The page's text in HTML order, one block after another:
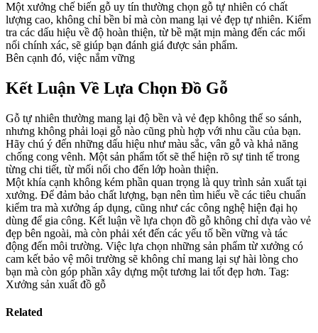
Một xưởng chế biến gỗ uy tín thường chọn gỗ tự nhiên có chất
lượng cao, không chỉ bền bỉ mà còn mang lại vẻ đẹp tự nhiên. Kiểm
tra các dấu hiệu về độ hoàn thiện, từ bề mặt mịn màng đến các mối
nối chính xác, sẽ giúp bạn đánh giá được sản phẩm.
Bên cạnh đó, việc nắm vững
Kết Luận Về Lựa Chọn Đồ Gỗ
Gỗ tự nhiên thường mang lại độ bền và vẻ đẹp không thể so sánh,
nhưng không phải loại gỗ nào cũng phù hợp với nhu cầu của bạn.
Hãy chú ý đến những dấu hiệu như màu sắc, vân gỗ và khả năng
chống cong vênh. Một sản phẩm tốt sẽ thể hiện rõ sự tinh tế trong
từng chi tiết, từ mối nối cho đến lớp hoàn thiện.
Một khía cạnh không kém phần quan trọng là quy trình sản xuất tại
xưởng. Để đảm bảo chất lượng, bạn nên tìm hiểu về các tiêu chuẩn
kiểm tra mà xưởng áp dụng, cũng như các công nghệ hiện đại họ
dùng để gia công. Kết luận về lựa chọn đồ gỗ không chỉ dựa vào vẻ
đẹp bên ngoài, mà còn phải xét đến các yếu tố bền vững và tác
động đến môi trường. Việc lựa chọn những sản phẩm từ xưởng có
cam kết bảo vệ môi trường sẽ không chỉ mang lại sự hài lòng cho
bạn mà còn góp phần xây dựng một tương lai tốt đẹp hơn. Tag:
Xưởng sản xuất đồ gỗ
Related